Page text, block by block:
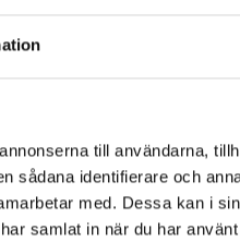
till användarna,
sådana identifierare och
med. Dessa kan i
samlat in när du har
210 mm spets